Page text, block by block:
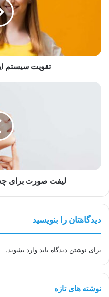
تقویت سیستم
لیفت
لیفت صورت برای
دیدگاهتان را بنویسید
برای نوشتن دیدگاه باید وارد بشوید.
نوشته های تازه